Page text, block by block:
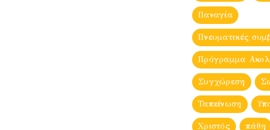
Παναγία
Πνευματικές
Πρόγραμμα
Συγχώρεση
Ταπείνωση
Χριστός πάθη